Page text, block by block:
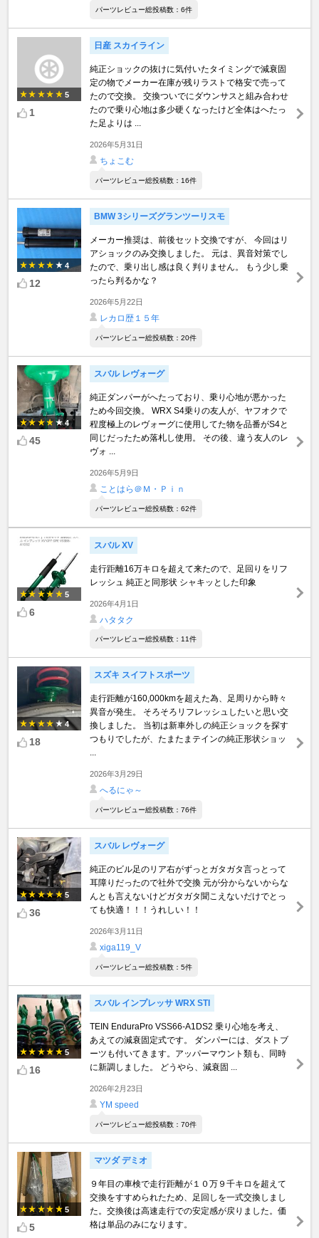
パーツレビュー総投稿数：6件
5
1
日産 スカイライン
純正ショックの抜けに気付いたタイミングで減衰固
定の物でメーカー在庫が残りラストで格安で売って
たので交換。 交換ついでにダウンサスと組み合わせ
たので乗り心地は多少硬くなったけど全体はへたっ
た足よりは ...
2026年5月31日
ちょこむ
パーツレビュー総投稿数：16件
4
12
BMW 3シリーズグランツーリスモ
メーカー推奨は、前後セット交換ですが、 今回はリ
アショックのみ交換しました。 元は、異音対策でし
たので、乗り出し感は良く判りません。 もう少し乗
ったら判るかな？
2026年5月22日
レカロ歴１５年
パーツレビュー総投稿数：20件
4
45
スバル レヴォーグ
純正ダンパーがへたっており、乗り心地が悪かった
ため今回交換。 WRX S4乗りの友人が、ヤフオクで
程度極上のレヴォーグに使用してた物を品番がS4と
同じだったため落札し使用。 その後、違う友人のレ
ヴォ ...
2026年5月9日
ことはら＠Ｍ・Ｐｉｎ
パーツレビュー総投稿数：62件
5
6
スバル XV
走行距離16万キロを超えて来たので、足回りをリフ
レッシュ 純正と同形状 シャキッとした印象
2026年4月1日
ハタタク
パーツレビュー総投稿数：11件
4
18
スズキ スイフトスポーツ
走行距離が160,000kmを超えた為、足周りから時々
異音が発生。 そろそろリフレッシュしたいと思い交
換しました。 当初は新車外しの純正ショックを探す
つもりでしたが、たまたまテインの純正形状ショッ
...
2026年3月29日
へるにゃ～
パーツレビュー総投稿数：76件
5
36
スバル レヴォーグ
純正のビル足のリア右がずっとガタガタ言っとって
耳障りだったので社外で交換 元が分からないからな
んとも言えないけどガタガタ聞こえないだけでとっ
ても快適！！！うれしい！！
2026年3月11日
xiga119_V
パーツレビュー総投稿数：5件
5
16
スバル インプレッサ WRX STI
TEIN EnduraPro VSS66-A1DS2 乗り心地を考え、
あえての減衰固定式です。 ダンパーには、ダストブ
ーツも付いてきます。アッパーマウント類も、同時
に新調しました。 どうやら、減衰固 ...
2026年2月23日
YM speed
パーツレビュー総投稿数：70件
5
5
マツダ デミオ
９年目の車検で走行距離が１０万９千キロを超えて
交換をすすめられたため、足回しを一式交換しまし
た。交換後は高速走行での安定感が戻りました。価
格は単品のみになります。